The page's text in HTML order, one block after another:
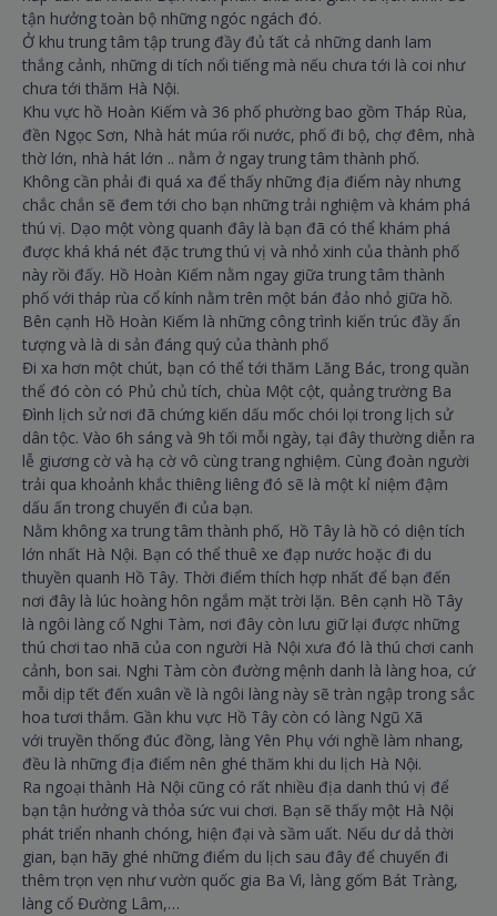
tận hưởng toàn bộ những ngóc ngách đó.
Ở khu trung tâm tập trung đầy đủ tất cả những danh lam
thắng cảnh, những di tích nổi tiếng mà nếu chưa tới là coi như
chưa tới thăm Hà Nội.
Khu vực hồ Hoàn Kiếm và 36 phố phường bao gồm Tháp Rùa,
đền Ngọc Sơn, Nhà hát múa rối nước, phố đi bộ, chợ đêm, nhà
thờ lớn, nhà hát lớn .. nằm ở ngay trung tâm thành phố.
Không cần phải đi quá xa để thấy những địa điểm này nhưng
chắc chắn sẽ đem tới cho bạn những trải nghiệm và khám phá
thú vị. Dạo một vòng quanh đây là bạn đã có thể khám phá
được khá khá nét đặc trưng thú vị và nhỏ xinh của thành phố
này rồi đấy. Hồ Hoàn Kiếm nằm ngay giữa trung tâm thành
phố với tháp rùa cổ kính nằm trên một bán đảo nhỏ giữa hồ.
Bên cạnh Hồ Hoàn Kiếm là những công trình kiến trúc đầy ấn
tượng và là di sản đáng quý của thành phố
Đi xa hơn một chút, bạn có thể tới thăm Lăng Bác, trong quần
thể đó còn có Phủ chủ tích, chùa Một cột, quảng trường Ba
Đình lịch sử nơi đã chứng kiến dấu mốc chói lọi trong lịch sử
dân tộc. Vào 6h sáng và 9h tối mỗi ngày, tại đây thường diễn ra
lễ giương cờ và hạ cờ vô cùng trang nghiệm. Cùng đoàn người
trải qua khoảnh khắc thiêng liêng đó sẽ là một kỉ niệm đậm
dấu ấn trong chuyến đi của bạn.
Nằm không xa trung tâm thành phố, Hồ Tây là hồ có diện tích
lớn nhất Hà Nội. Bạn có thể thuê xe đạp nước hoặc đi du
thuyền quanh Hồ Tây. Thời điểm thích hợp nhất để bạn đến
nơi đây là lúc hoàng hôn ngắm mặt trời lặn. Bên cạnh Hồ Tây
là ngôi làng cổ Nghi Tàm, nơi đây còn lưu giữ lại được những
thú chơi tao nhã của con người Hà Nội xưa đó là thú chơi canh
cảnh, bon sai. Nghi Tàm còn đường mệnh danh là làng hoa, cứ
mỗi dịp tết đến xuân về là ngôi làng này sẽ tràn ngập trong sắc
hoa tươi thắm. Gần khu vực Hồ Tây còn có làng Ngũ Xã
với truyền thống đúc đồng, làng Yên Phụ với nghề làm nhang,
đều là những địa điểm nên ghé thăm khi du lịch Hà Nội.
Ra ngoại thành Hà Nội cũng có rất nhiều địa danh thú vị để
bạn tận hưởng và thỏa sức vui chơi. Bạn sẽ thấy một Hà Nội
phát triển nhanh chóng, hiện đại và sầm uất. Nếu dư dả thời
gian, bạn hãy ghé những điểm du lịch sau đây để chuyến đi
thêm trọn vẹn như vườn quốc gia Ba Vì, làng gốm Bát Tràng,
làng cổ Đường Lâm,…